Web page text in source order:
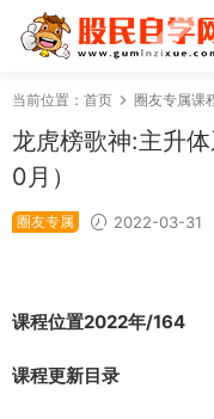
当前位置： 首页 圈友专属课
龙虎榜歌神:主升
0月）
圈友专属 2022-03-31
课程位置2022年/164
课程更新目录